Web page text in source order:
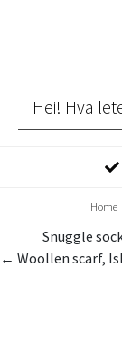
Home
Snuggle
← Woollen scarf,